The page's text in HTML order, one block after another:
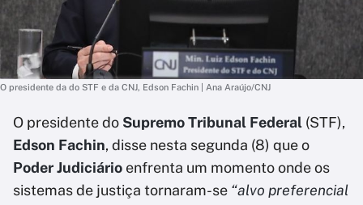
O presidente da do STF e da CNJ, Edson Fachin | Ana Araújo/CNJ
O presidente do Supremo Tribunal Federal (STF),
Edson Fachin, disse nesta segunda (8) que o
Poder Judiciário enfrenta um momento onde os
sistemas de justiça tornaram-se “alvo preferencial